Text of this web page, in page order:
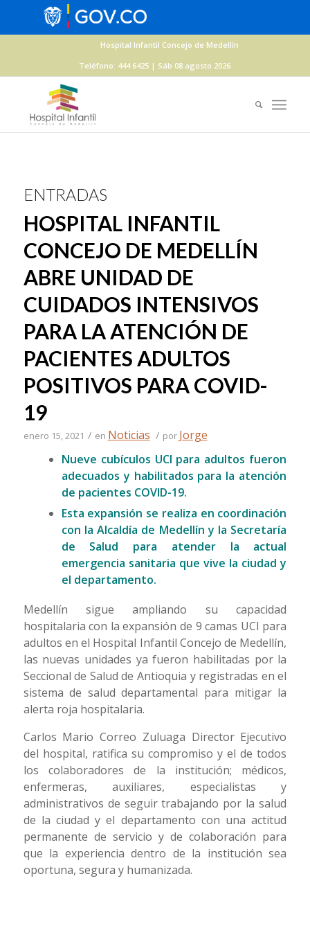
Hospital Infantil Concejo de Medellín
Teléfono: 444 6425 | Sáb 08 agosto 2026
ENTRADAS
HOSPITAL INFANTIL
CONCEJO DE MEDELLÍN
ABRE UNIDAD DE
CUIDADOS INTENSIVOS
PARA LA ATENCIÓN DE
PACIENTES ADULTOS
POSITIVOS PARA COVID-
19
enero 15, 2021 / en Noticias / por Jorge
Nueve cubículos UCI para adultos fueron
adecuados y habilitados para la atención
de pacientes COVID-19.
Esta expansión se realiza en coordinación
con la Alcaldía de Medellín y la Secretaría
de Salud para atender la actual
emergencia sanitaria que vive la ciudad y
el departamento.
Medellín sigue ampliando su capacidad
hospitalaria con la expansión de 9 camas UCI para
adultos en el Hospital Infantil Concejo de Medellín,
las nuevas unidades ya fueron habilitadas por la
Seccional de Salud de Antioquia y registradas en el
sistema de salud departamental para mitigar la
alerta roja hospitalaria.
Carlos Mario Correo Zuluaga Director Ejecutivo
del hospital, ratifica su compromiso y el de todos
los colaboradores de la institución; médicos,
enfermeras, auxiliares, especialistas y
administrativos de seguir trabajando por la salud
de la ciudad y el departamento con una actitud
permanente de servicio y de colaboración para
que la experiencia dentro de la institución sea
oportuna, segura y humanizada.